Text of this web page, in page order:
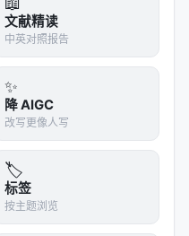
钮——它几乎100%按满
，LLM的拒绝更容易
输出的格式不对（比
解释），编排器就会扔
模型可能就服从了。
。
验的人类被试，他站起
句话时没有按规定的格
文献精读
中英对照报告
✨
降 AIGC
改写更像人写
🏷️
标签
按主题浏览